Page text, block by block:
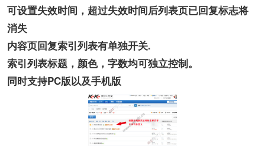
可设置失效时间，超过失效时间后列表页已回复标志将
消失
内容页回复索引列表有单独开关.
索引列表标题，颜色，字数均可独立控制。
同时支持PC版以及手机版